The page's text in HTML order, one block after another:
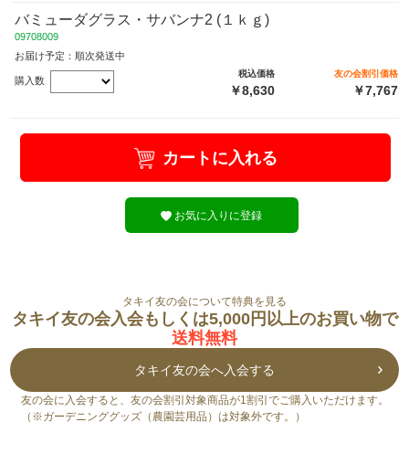
バミューダグラス・サバンナ2 (１ｋｇ)
09708009
お届け予定：順次発送中
購入数
税込価格
￥8,630
友の会割引価格
￥7,767
カートに入れる
お気に入りに登録
タキイ友の会について特典を見る
タキイ友の会入会もしくは5,000円以上のお買い物で
送料無料
タキイ友の会へ入会する
友の会に入会すると、友の会割引対象商品が1割引でご購入いただけます。
（※ガーデニンググッズ（農園芸用品）は対象外です。）